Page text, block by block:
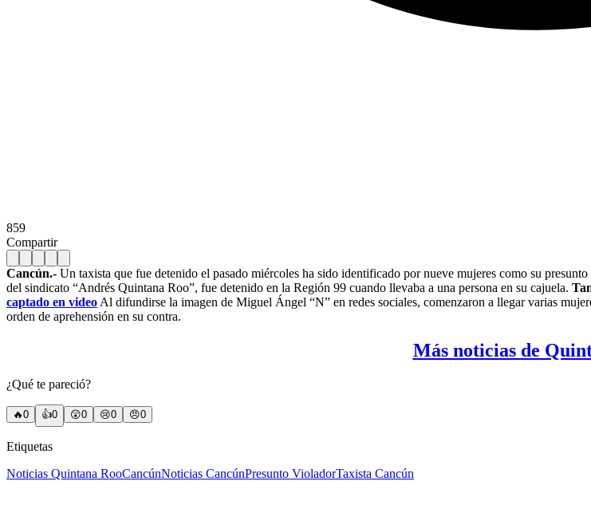
859
Compartir
Cancún.- Un taxista que fue detenido el pasado miércoles ha sido identificado por nueve mujeres como su
del sindicato “Andrés Quintana Roo”, fue detenido en la Región 99 cuando llevaba a una persona en su cajuela.
captado en video Al difundirse la imagen de Miguel Ángel “N” en redes sociales, comenzaron a llegar varias
orden de aprehensión en su contra.
Más noticias de
¿Qué te pareció?
🔥0 👍0 😲0 😢0 😠0
Etiquetas
Noticias Quintana RooCancúnNoticias CancúnPresunto VioladorTaxista Cancún